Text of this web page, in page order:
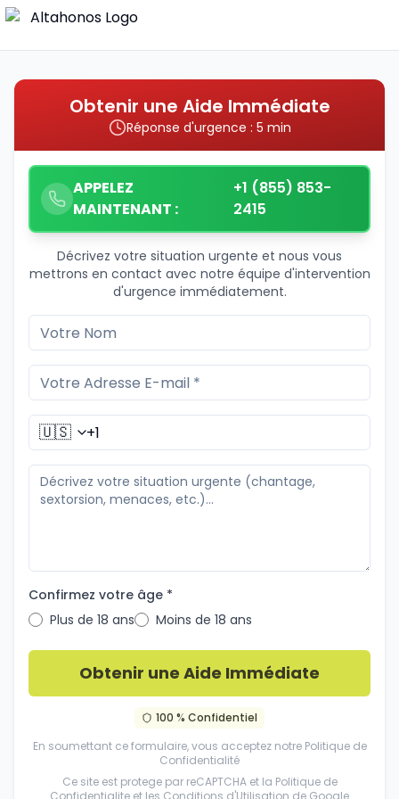
Obtenir une Aide Immédiate
Réponse d'urgence : 5 min
APPELEZ
MAINTENANT :
+1 (855) 853-
2415
Décrivez votre situation urgente et nous vous
mettrons en contact avec notre équipe d'intervention
d'urgence immédiatement.
🇺🇸
Confirmez votre âge *
Plus de 18 ans
Moins de 18 ans
Obtenir une Aide Immédiate
100 % Confidentiel
En soumettant ce formulaire, vous acceptez notre Politique de
Confidentialité
Ce site est protege par reCAPTCHA et la Politique de
Confidentialite et les Conditions d'Utilisation de Google